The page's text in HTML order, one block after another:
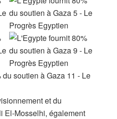
et du
El-Mosselhi, également